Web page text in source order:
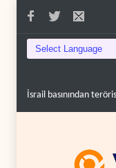
İsrail basınından